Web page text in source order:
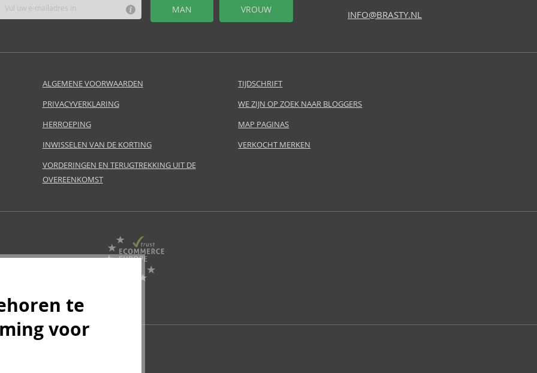
MAN VROUW INFO@BRASTY.NL
ALGEMENE VOORWAARDEN
PRIVACYVERKLARING
HERROEPING
INWISSELEN VAN DE KORTING
VORDERINGEN EN TERUGTREKKING UIT DE
OVEREENKOMST
TIJDSCHRIFT
WE ZIJN OP ZOEK NAAR BLOGGERS
MAP PAGINAS
VERKOCHT MERKEN
te
voor